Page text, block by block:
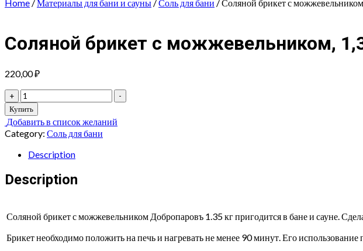
Home /Материалы для бани и сауны /Соль для бани / Соляной брикет с
Соляной брикет с можжевельником,
220,00₽
+
Соляной
брикет
с
можжевельником,
1,35
кг
quantity
-
Купить
Добавить в список желаний
Category: Соль для бани
Description
Description
Соляной брикет с можжевельником Добропаровъ 1.35 кг пригодится в бане и сауне.
Брикет необходимо положить на печь и нагревать не менее 90 минут. Его использование